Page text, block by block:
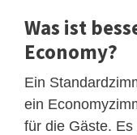
Was ist
Economy?
Ein
ein
für die Gäste.